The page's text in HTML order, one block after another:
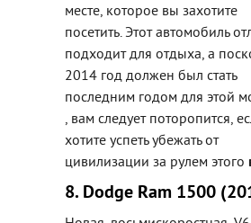
месте, которое вы захотите
посетить. Этот автомобиль
подходит для отдыха, а
2014 год должен был стать
последним годом для этой
, вам следует поторопится,
хотите успеть убежать от
цивилизации за рулем этого
8. Dodge Ram 1500